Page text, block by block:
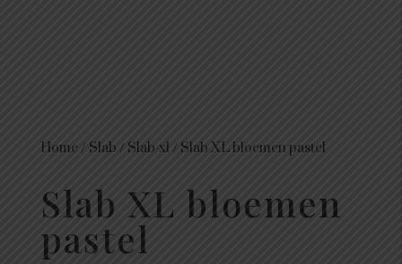
Home/ Slab / Slab-xl / Slab XL bloemen pastel
Slab XL bloemen
pastel